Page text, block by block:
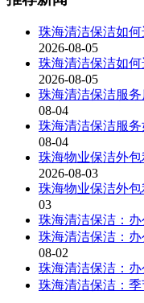
珠海清洁保洁如
2026-08-05
珠海清洁保洁如
2026-08-05
珠海清洁保洁服
08-04
珠海清洁保洁服
08-04
珠海物业保洁外
2026-08-03
珠海物业保洁外
03
珠海清洁保洁：
珠海清洁保洁：
08-02
珠海清洁保洁：
珠海清洁保洁：